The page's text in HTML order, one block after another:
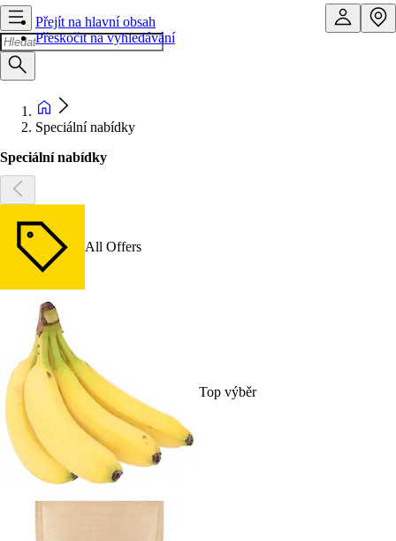
Přejít na hlavní obsah
Přeskočit na vyhledávání
Speciální nabídky
Speciální nabídky
All Offers
Top výběr